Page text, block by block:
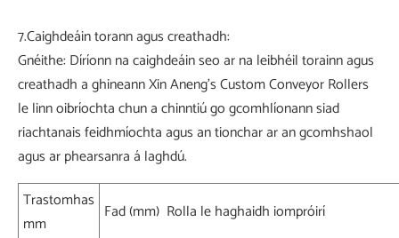
7.Caighdeáin torann agus creathadh:
Gnéithe: Díríonn na caighdeáin seo ar na leibhéil torainn agus
creathadh a ghineann Xin Aneng's Custom Conveyor Rollers
le linn oibríochta chun a chinntiú go gcomhlíonann siad
riachtanais feidhmíochta agus an tionchar ar an gcomhshaol
agus ar phearsanra á laghdú.
Trastomhas
mm
Fad (mm) Rolla le haghaidh iompróirí